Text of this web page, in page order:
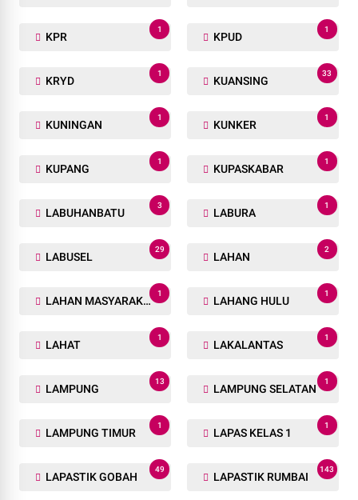
KPR
1
KPUD
1
KRYD
1
KUANSING
33
KUNINGAN
1
KUNKER
1
KUPANG
1
KUPASKABAR
1
LABUHANBATU
3
LABURA
1
LABUSEL
29
LAHAN
2
LAHAN MASYARAKAT
1
LAHANG HULU
1
LAHAT
1
LAKALANTAS
1
LAMPUNG
13
LAMPUNG SELATAN
1
LAMPUNG TIMUR
1
LAPAS KELAS 1
1
LAPASTIK GOBAH
49
LAPASTIK RUMBAI
143